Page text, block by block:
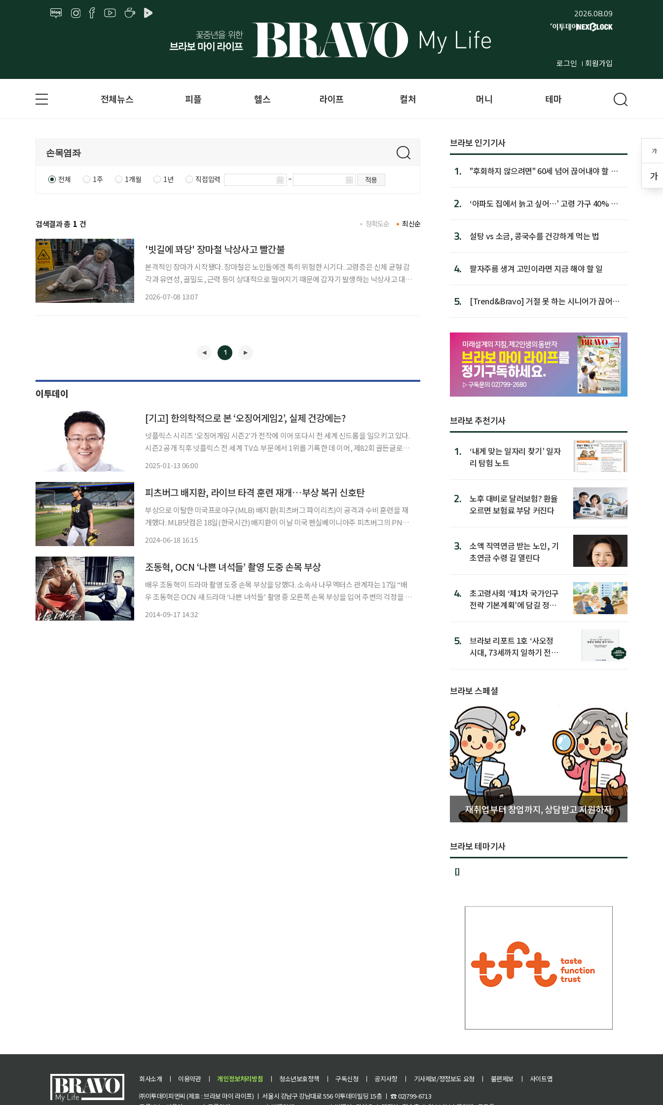
2026.08.09
로그인 회원가입
가
가
전체뉴스 피플 헬스 라이프 컬처 머니 테마
전체 1주 1개월 1년 직접입력 ~ 적용
검색결과 총 1 건 최신순
정확도순
'빗길에 꽈당' 장마철 낙상사고 빨간불
본격적인 장마가 시작됐다. 장마철은 노인들에겐 특히 위험한 시기다. 고령층은 신체 균형 감
각과 유연성, 골밀도, 근력 등이 상대적으로 떨어지기 때문에 갑자기 발생하는 낙상사고 대응
2026-07-08 13:07
1
이투데이
[기고] 한의학적으로 본 ‘오징어게임2’, 실제 건강에는?
넷플릭스 시리즈 ‘오징어게임 시즌2’가 전작에 이어 또다시 전 세계 신드롬을 일으키고 있다.
시즌2 공개 직후 넷플릭스 전 세계 TV쇼 부문에서 1위를 기록한 데 이어, 제82회 골든글로브
2025-01-13 06:00
피츠버그 배지환, 라이브 타격 훈련 재개…부상 복귀 신호탄
부상으로 이탈한 미국프로야구(MLB) 배지환(피츠버그 파이리츠)이 공격과 수비 훈련을 재
개했다. MLB닷컴은 18일(한국시간) 배지환이 이날 미국 펜실베이니아주 피츠버그의 PNC
2024-06-18 16:15
조동혁, OCN ‘나쁜 녀석들’ 촬영 도중 손목 부상
배우 조동혁이 드라마 촬영 도중 손목 부상을 당했다. 소속사 나무엑터스 관계자는 17일 “배
우 조동혁은 OCN 새 드라마 ‘나쁜 녀석들’ 촬영 중 오른쪽 손목 부상을 입어 주변의 걱정을 샀
2014-09-17 14:32
브라보 인기기사
1.
"후회하지 않으려면" 60세 넘어 끊어내야 할 사
2.
‘아파도 집에서 늙고 싶어…’ 고령 가구 40% 노
3. 설탕 vs 소금, 콩국수를 건강하게 먹는 법
4. 팔자주름 생겨 고민이라면 지금 해야 할 일
5.
[Trend&Bravo] 거절 못 하는 시니어가 끊어야
브라보 추천기사
1.
‘내게 맞는 일자리 찾기’ 일자
리 탐험 노트
2.
노후 대비로 달러보험? 환율
오르면 보험료 부담 커진다
3.
소액 직역연금 받는 노인, 기
초연금 수령 길 열린다
4.
초고령사회 ‘제1차 국가인구
전략 기본계획’에 담길 정책
5.
브라보 리포트 1호 ‘사오정
시대, 73세까지 일하기 전략’
브라보 스페셜
재취업부터 창업까지, 상담받고 지원하자
브라보 테마기사
[]
회사소개 ㅣ 이용약관 ㅣ 개인정보처리방침 ㅣ 청소년보호정책 ㅣ 구독신청 ㅣ 공지사항 ㅣ 기사제보/정정보도 요청 ㅣ 불편제보 ㅣ
사이트맵
㈜이투데이피엔씨 (제호 : 브라보 마이 라이프) ㅣ 서울시 강남구 강남대로 556 이투데이빌딩 15층 ㅣ ☎ 02)799-6713